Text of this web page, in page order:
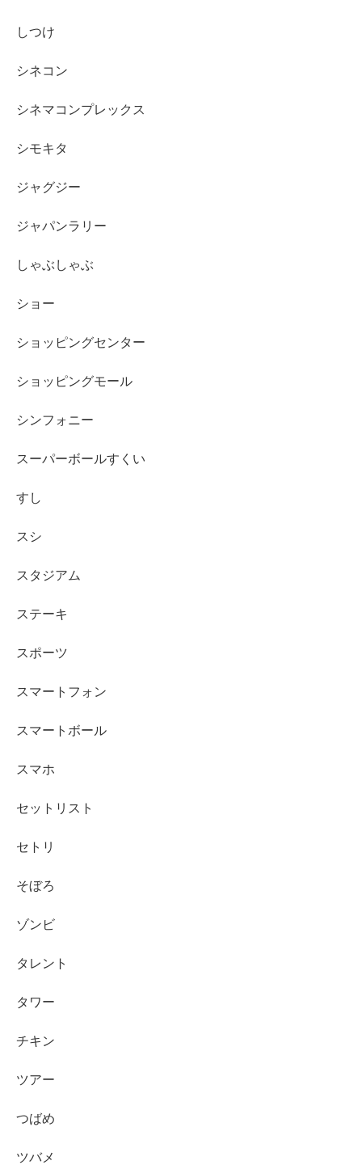
しつけ
シネコン
シネマコンプレックス
シモキタ
ジャグジー
ジャパンラリー
しゃぶしゃぶ
ショー
ショッピングセンター
ショッピングモール
シンフォニー
スーパーボールすくい
すし
スシ
スタジアム
ステーキ
スポーツ
スマートフォン
スマートボール
スマホ
セットリスト
セトリ
そぼろ
ゾンビ
タレント
タワー
チキン
ツアー
つばめ
ツバメ